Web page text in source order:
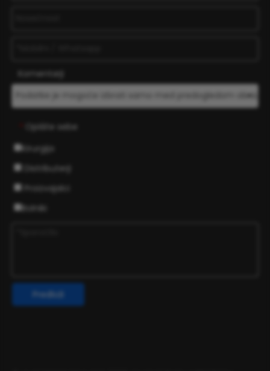
Komentarji
Opišite sebe
Kirurgija
Distributerji
Proizvajalci
Bolniki
Predloži